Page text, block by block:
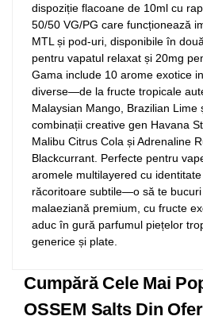
dispoziție flacoane de 10ml cu
50/50 VG/PG care funcționează
MTL și pod-uri, disponibile în
pentru vapatul relaxat și 20mg
Gama include 10 arome exotice
diverse—de la fructe tropicale
Malaysian Mango, Brazilian Lime
combinații creative gen Havana
Malibu Citrus Cola și Adrenaline
Blackcurrant. Perfecte pentru
aromele multilayered cu
răcoritoare subtile—o să te
malaeziană premium, cu fructe
aduc în gură parfumul piețelor
generice și plate.
Cumpără Cele Mai
OSSEM Salts Din